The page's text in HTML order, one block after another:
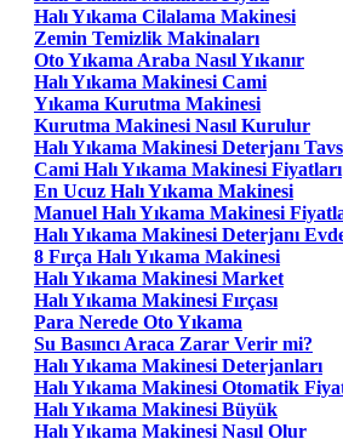
Halı Yıkama Cilalama Makinesi
Zemin Temizlik Makinaları
Oto Yıkama Araba Nasıl Yıkanır
Halı Yıkama Makinesi Cami
Yıkama Kurutma Makinesi
Kurutma Makinesi Nasıl Kurulur
Halı Yıkama Makinesi Deterjanı
Cami Halı Yıkama Makinesi Fiyatları
En Ucuz Halı Yıkama Makinesi
Manuel Halı Yıkama Makinesi
Halı Yıkama Makinesi Deterjanı
8 Fırça Halı Yıkama Makinesi
Halı Yıkama Makinesi Market
Halı Yıkama Makinesi Fırçası
Para Nerede Oto Yıkama
Su Basıncı Araca Zarar Verir mi?
Halı Yıkama Makinesi Deterjanları
Halı Yıkama Makinesi Otomatik
Halı Yıkama Makinesi Büyük
Halı Yıkama Makinesi Nasıl Olur